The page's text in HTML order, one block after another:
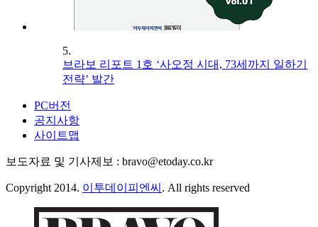
5.
브라보 리포트 1호 ‘사오정 시대, 73세까지 일하기
전략’ 발간
PC버전
공지사항
사이트맵
보도자료 및 기사제보 : bravo@etoday.co.kr
Copyright 2014. 이투데이피엔씨 . All rights reserved